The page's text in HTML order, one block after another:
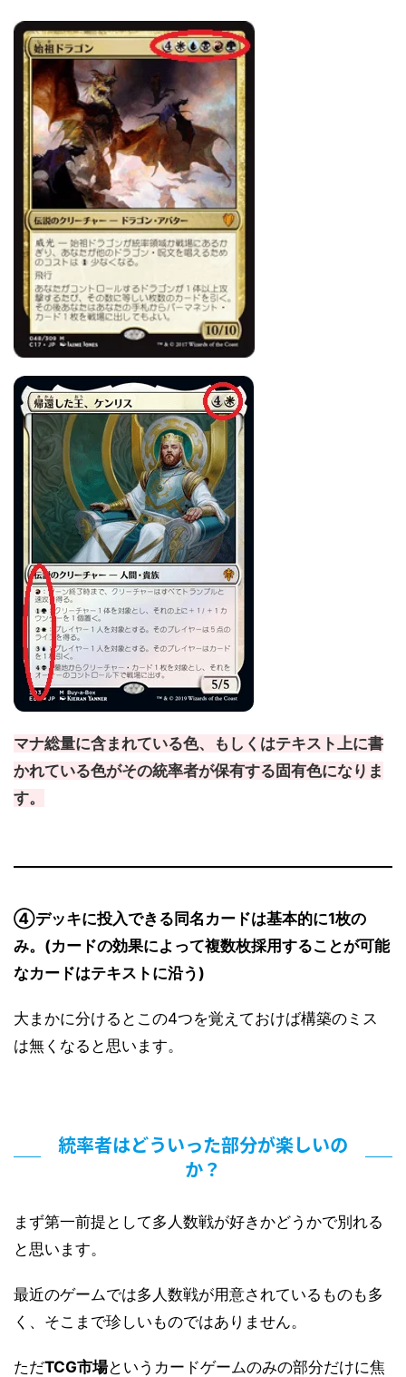
マナ総量に含まれている色、もしくはテキスト上に書
かれている色がその統率者が保有する固有色になりま
す。
④デッキに投入できる同名カードは基本的に1枚の
み。(カードの効果によって複数枚採用することが可能
なカードはテキストに沿う)
大まかに分けるとこの4つを覚えておけば構築のミス
は無くなると思います。
統率者はどういった部分が楽しいの
か？
まず第一前提として多人数戦が好きかどうかで別れる
と思います。
最近のゲームでは多人数戦が用意されているものも多
く、そこまで珍しいものではありません。
ただTCG市場というカードゲームのみの部分だけに焦